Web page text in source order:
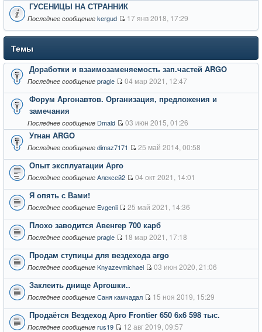
ГУСЕНИЦЫ НА СТРАННИК
Последнее сообщение kergud 17 янв 2018, 17:29
Темы
Доработки и взаимозаменяемость зап.частей ARGO
Последнее сообщение pragle 04 мар 2021, 12:47
Форум Аргонавтов. Организация, предложения и
замечания
Последнее сообщение Dmald 03 июн 2015, 01:26
Угнан ARGO
Последнее сообщение dimaz7171 25 май 2014, 00:58
Опыт эксплуатации Арго
Последнее сообщение Алексей2 04 окт 2021, 14:01
Я опять с Вами!
Последнее сообщение Evgenii 25 май 2021, 14:36
Плохо заводится Авенгер 700 карб
Последнее сообщение pragle 18 мар 2021, 17:18
Продам ступицы для вездехода argo
Последнее сообщение Knyazevmichael 03 июн 2020, 21:06
Заклеить днище Аргошки..
Последнее сообщение Саня камчадал 15 ноя 2019, 15:29
Продаётся Вездеход Арго Frontier 650 6х6 598 тыс.
Последнее сообщение rus19 12 авг 2019, 09:57